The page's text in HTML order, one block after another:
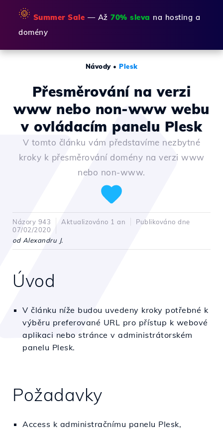
🌞 Summer Sale — Až 70% sleva na hosting a
domény
Návody• Plesk
Přesměrování na verzi
www nebo non-www webu
v ovládacím panelu Plesk
V tomto článku vám představíme nezbytné
kroky k přesměrování domény na verzi www
nebo non-www.
Názory 943 Aktualizováno 1 an
Publikováno dne
07/02/2020
od Alexandru J.
Úvod
V článku níže budou uvedeny kroky potřebné k
výběru preferované URL pro přístup k webové
aplikaci nebo stránce v administrátorském
panelu Plesk.
Požadavky
Access k administračnímu panelu Plesk,